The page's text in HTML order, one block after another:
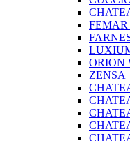
ORION
ZENSA